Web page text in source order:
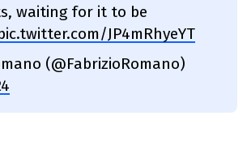
waiting for it to be
JP4mRhyeYT
(@FabrizioRomano)